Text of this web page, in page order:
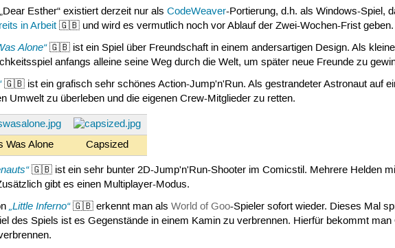
„Dear Esther“ existiert derzeit nur alsCodeWeaver-Portierung, d.h. als Windows-Spiel,
in Arbeit 🇬🇧 und wird es vermutlich noch vor Ablauf der Zwei-Wochen-Frist geben.
Alone“🇬🇧 ist ein Spiel über Freundschaft in einem andersartigen Design. Als
anfangs alleine seine Weg durch die Welt, um später neue Freunde zu
🇬🇧 ist ein grafisch sehr schönes Action-Jump'n'Run. Als gestrandeter Astronaut auf
Umwelt zu überleben und die eigenen Crew-Mitglieder zu retten.
Was Alone Capsized
🇬🇧 ist ein sehr bunter 2D-Jump'n'Run-Shooter im Comicstil. Mehrere Helden
gibt es einen Multiplayer-Modus.
„Little Inferno“🇬🇧 erkennt man alsWorld of Goo-Spieler sofort wieder. Dieses Mal
des Spiels ist es Gegenstände in einem Kamin zu verbrennen. Hierfür bekommt